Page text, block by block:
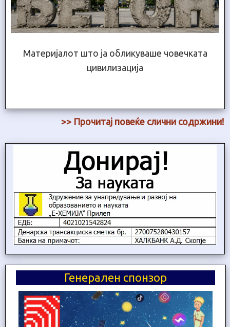
Материјалот што ја обликуваше човечката
цивилизација
>> Прочитај повеќе слични содржини!
Генерален спонзор